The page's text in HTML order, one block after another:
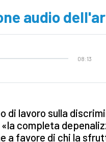
audio
08:13
di lavoro sulla
completa
a favore di chi la